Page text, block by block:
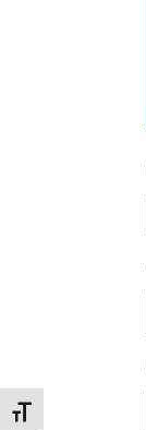
Toggle Font size